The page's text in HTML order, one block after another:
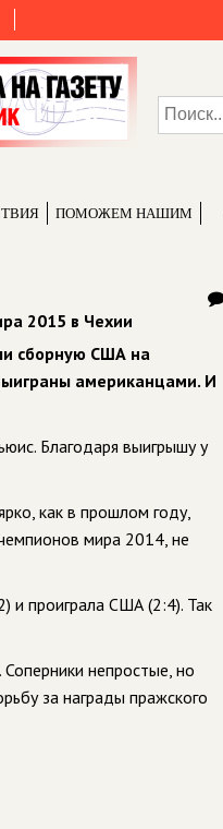
ПОМОЖЕМ НАШИМ
2015 в Чехии
сборную США на
американцами. И
Благодаря выигрышу у
как в прошлом году,
мира 2014, не
и проиграла США (2:4). Так
непростые, но
за награды пражского